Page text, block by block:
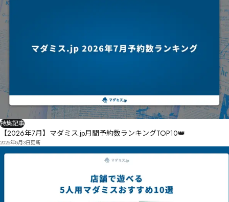
特集記事
【2026年7月】マダミス.jp月間予約数ランキングTOP10👑
2026年8月3日更新